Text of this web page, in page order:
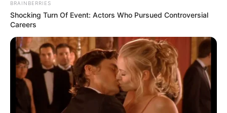
BRAINBERRIES
Shocking Turn Of Event: Actors Who Pursued Controversial
Careers